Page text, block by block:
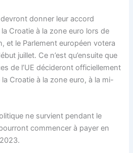
devront donner leur accord
Croatie à la zone euro lors de
et le Parlement européen votera
juillet. Ce n’est qu’ensuite que
de l’UE décideront officiellement
la Croatie à la zone euro, à la mi-
ne survient pendant le
commencer à payer en